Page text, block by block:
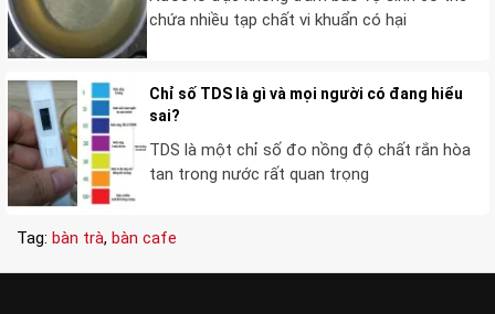
chứa nhiều tạp chất vi khuẩn có hại
Chỉ số TDS là gì và mọi người có đang hiểu
sai?
TDS là một chỉ số đo nồng độ chất rắn hòa
tan trong nước rất quan trọng
Tag: bàn trà, bàn cafe